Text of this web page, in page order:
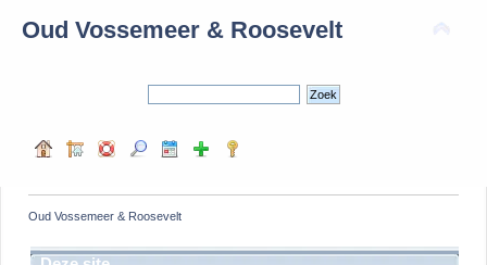
Oud Vossemeer & Roosevelt
Oud Vossemeer & Roosevelt